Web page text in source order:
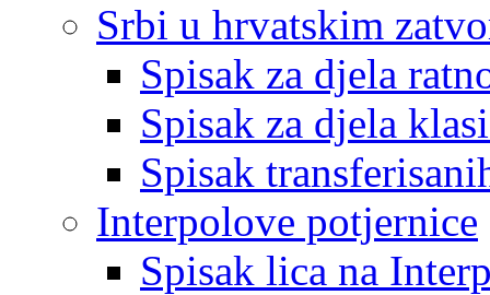
Srbi u hrvatskim
Spisak za djela
Spisak za djela
Spisak
Interpolove potjernice
Spisak lica na